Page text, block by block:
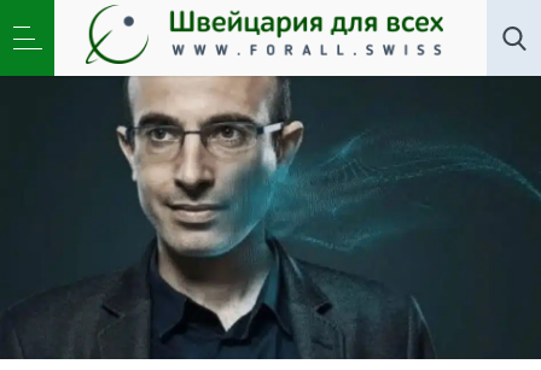
Все авторы»Юваль Ной Харари